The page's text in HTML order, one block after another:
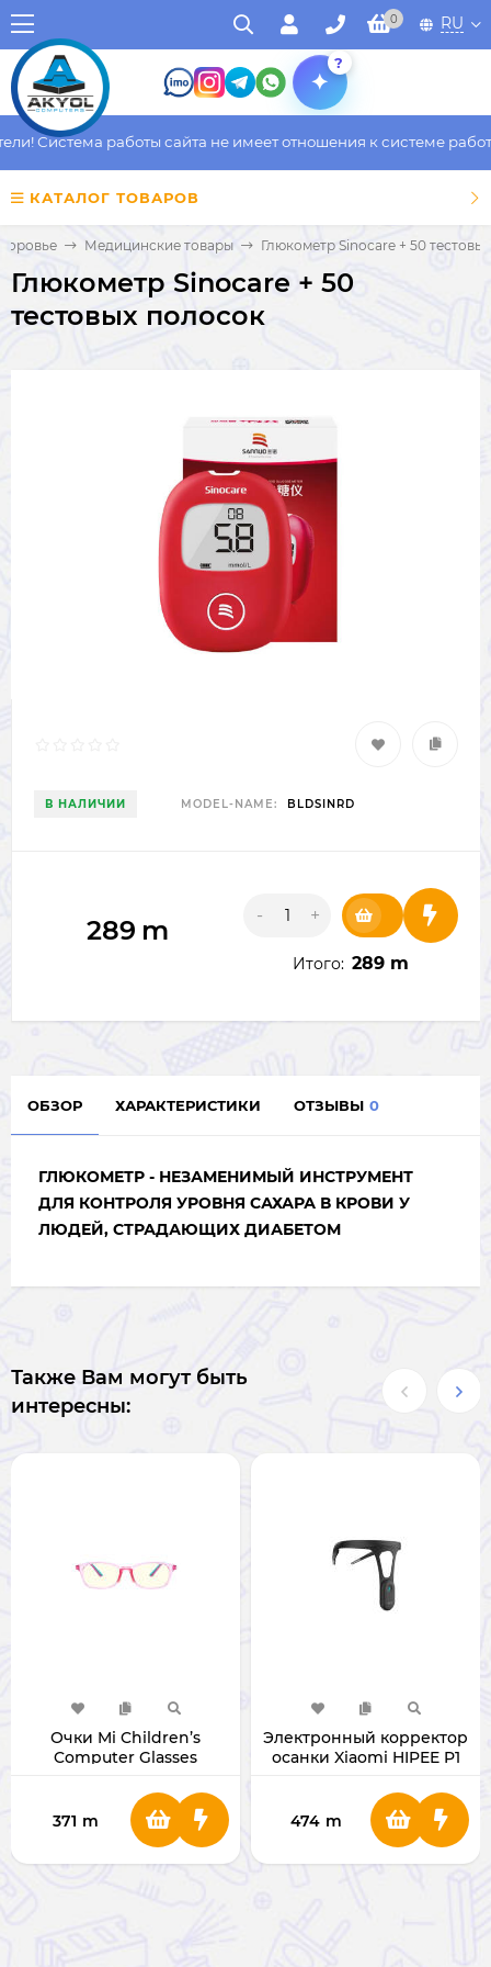
0 RU
?
Система работы сайта не имеет отношения к системе
КАТАЛОГ ТОВАРОВ
Медицинские товары Глюкометр Sinocare + 50
Глюкометр Sinocare + 50
тестовых полосок
В НАЛИЧИИ MODEL-NAME: BLDSINRD
289 m - +
Итого: 289 m
ОБЗОР ХАРАКТЕРИСТИКИ ОТЗЫВЫ 0
ГЛЮКОМЕТР - НЕЗАМЕНИМЫЙ ИНСТРУМЕНТ
ДЛЯ КОНТРОЛЯ УРОВНЯ САХАРА В КРОВИ У
ЛЮДЕЙ, СТРАДАЮЩИХ ДИАБЕТОМ
Также Вам могут быть
интересны:
Очки Mi Children’s
Computer Glasses
371 m
Электронный корректор
осанки Xiaomi HIPEE P1
474 m